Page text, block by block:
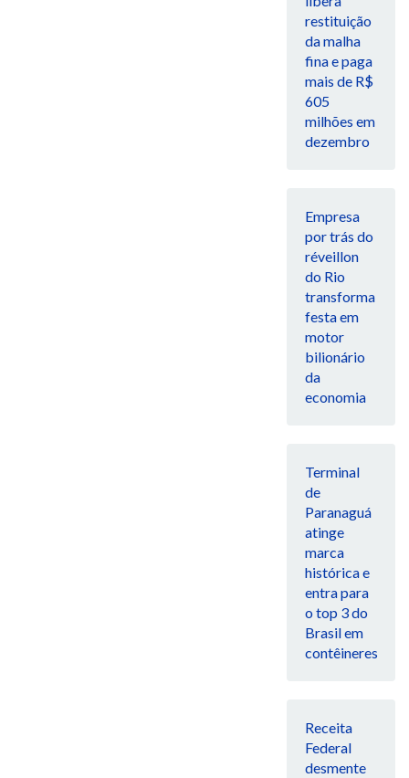
restituição
da malha
fina e paga
mais de R$
605
milhões em
dezembro
Empresa
por trás do
réveillon
do Rio
transforma
festa em
motor
bilionário
da
economia
Terminal
de
Paranaguá
atinge
marca
histórica e
entra para
o top 3 do
Brasil em
contêineres
Receita
Federal
desmente